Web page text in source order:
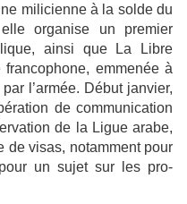
milicienne à la solde du
organise un premier
ainsi que La Libre
emmenée à
l’armée. Début janvier,
de communication
de la Ligue arabe,
de visas, notamment pour
un sujet sur les pro-